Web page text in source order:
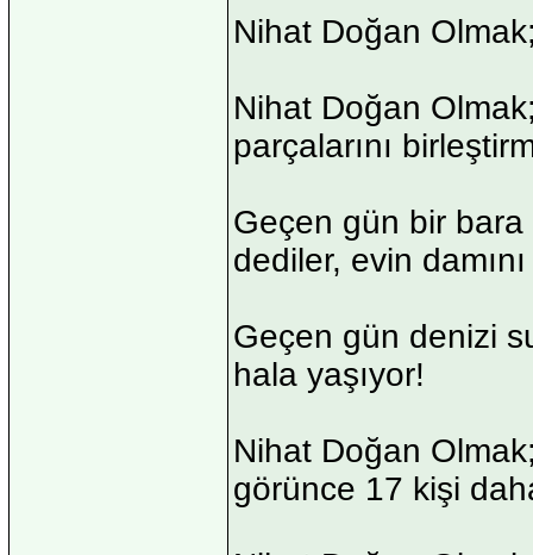
Nihat Doğan
Nihat Doğan
parçalarını
Geçen gün bir
dediler, evin
Geçen gün denizi
hala yaşıyor!
Nihat Doğan
görünce 17 kişi